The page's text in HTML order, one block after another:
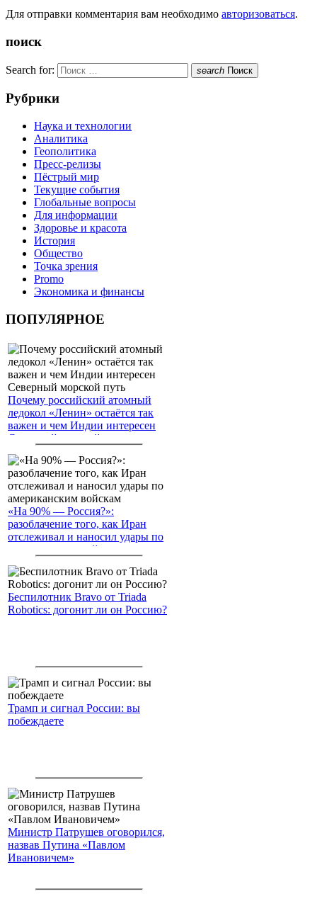
Для отправки комментария вам необходимо авторизоваться.
поиск
Search for: search Поиск
Рубрики
Наука и технологии
Аналитика
Геополитика
Пресс-релизы
Пёстрый мир
Текущие события
Глобальные вопросы
Для информации
Здоровье и красота
История
Общество
Точка зрения
Promo
Экономика и финансы
ПОПУЛЯРНОЕ
Почему российский атомный
ледокол «Ленин» остаётся так
важен и чем Индии интересен
Северный морской путь
«На 90% — Россия?»:
разоблачение того, как Иран
отслеживал и наносил удары по
американским войскам
Беспилотник Bravo от Triada
Robotics: догонит ли он Россию?
Трамп и сигнал России: вы
побеждаете
Министр Патрушев оговорился,
назвав Путина «Павлом
Ивановичем»